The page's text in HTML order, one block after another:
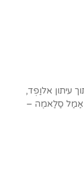
עיתון אלוַפְד,
אַמַל סַלַאמֶה –